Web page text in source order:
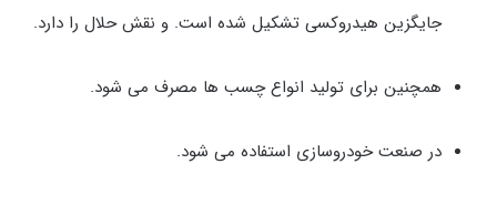
جایگزین هیدروکسی تشکیل شده است. و نقش حلال را دارد.
همچنین برای تولید انواع چسب ها مصرف می شود.
در صنعت خودروسازی استفاده می شود.